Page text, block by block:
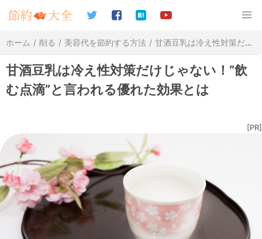
ホーム 削る 美容代を節約する方法 甘酒豆乳は冷え性対策だけじゃない！"飲む点滴"と言われる優れた効果とは
甘酒豆乳は冷え性対策だけじゃない！”飲
む点滴”と言われる優れた効果とは
[PR]